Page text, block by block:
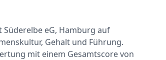
eG, Hamburg auf
Gehalt und Führung.
mit einem Gesamtscore von